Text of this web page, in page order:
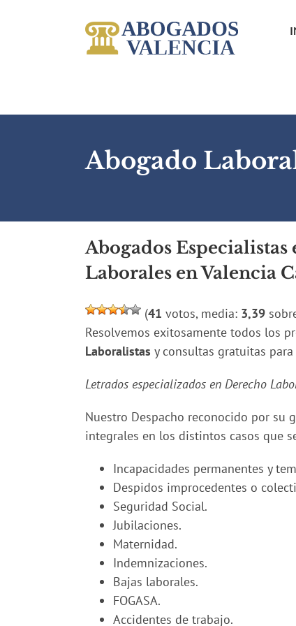
Abogado
Abogados
Laborales en Valencia
(41 votos, media: 3,39
Resolvemos exitosamente todos los
Laboralistas y consultas gratuitas
Letrados especializados en Derecho
Nuestro Despacho reconocido por su
integrales en los distintos casos que
Incapacidades permanentes y
Despidos improcedentes o
Seguridad Social.
Jubilaciones.
Maternidad.
Indemnizaciones.
Bajas laborales.
FOGASA.
Accidentes de trabajo.